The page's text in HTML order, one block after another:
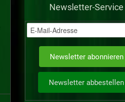
Newsletter-Service